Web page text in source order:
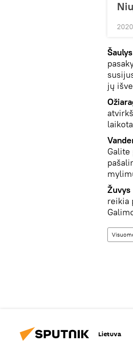
jų
reikia
Lietuva